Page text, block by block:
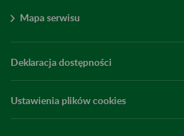
Mapa serwisu
Deklaracja dostępności
Ustawienia plików cookies